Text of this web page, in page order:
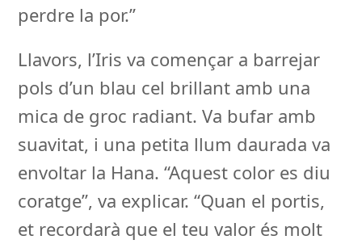
perdre la por.”
Llavors, l’Iris va començar a barrejar
pols d’un blau cel brillant amb una
mica de groc radiant. Va bufar amb
suavitat, i una petita llum daurada va
envoltar la Hana. “Aquest color es diu
coratge”, va explicar. “Quan el portis,
et recordarà que el teu valor és molt